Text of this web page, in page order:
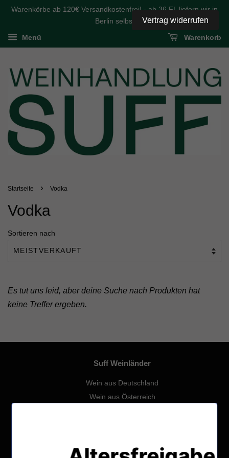
Warenkörbe ab 120€ Versandkostenfrei! - ab 36 FL liefern wir in
Berlin selbst
Menü Warenkorb
Startseite › Vodka
Vodka
Sortieren nach
Es tut uns leid, aber deine Suche nach Produkten hat
keine Treffer ergeben.
Suff Weinländer
Wein aus Deutschland
Wein aus Österreich
Wein aus Slovenien
Vertrag widerrufen